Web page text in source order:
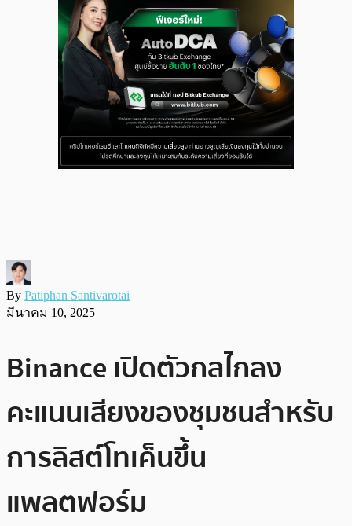
By Patiphan Santivarotai
มีนาคม 10, 2025
Binance เปิดตัวกลไกลง
คะแนนเสียงของชุมชนสำหรับ
การลิสต์โทเค็นขึ้น
แพลตฟอร์ม